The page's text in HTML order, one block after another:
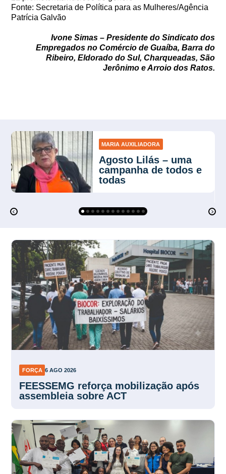
Fonte: Secretaria de Política para as Mulheres/Agência
Patrícia Galvão
Ivone Simas – Presidente do Sindicato dos
Empregados no Comércio de Guaíba, Barra do
Ribeiro, Eldorado do Sul, Charqueadas, São
Jerônimo e Arroio dos Ratos.
MARIA AUXILIADORA
Agosto Lilás – uma
campanha de todos e
todas
FORÇA 6 AGO 2026
FEESSEMG reforça mobilização após
assembleia sobre ACT